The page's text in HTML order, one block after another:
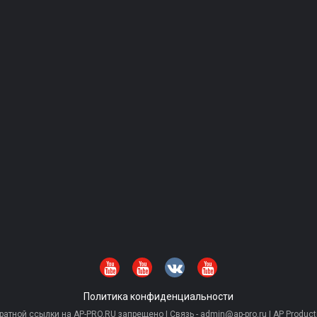
Политика конфиденциальности
ссылки на AP-PRO.RU запрещено | Связь - admin@ap-pro.ru | AP